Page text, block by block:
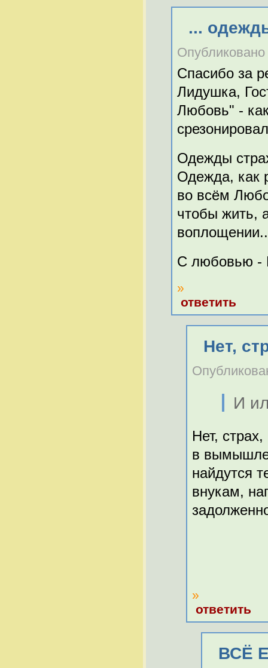
...
Опубликовано
Спасибо за
Лидушка,
Любовь" -
Одежды
Одежда, как
во всём
чтобы жить,
С любовью -
»
ответить
Нет,
И
Нет,
в
найдутся
внукам,
»
ответить
ВСЁ